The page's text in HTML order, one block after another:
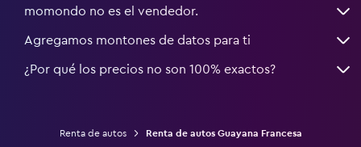
momondo no es el vendedor.
Agregamos montones de datos para ti
¿Por qué los precios no son 100% exactos?
Renta de autos Renta de autos Guayana Francesa